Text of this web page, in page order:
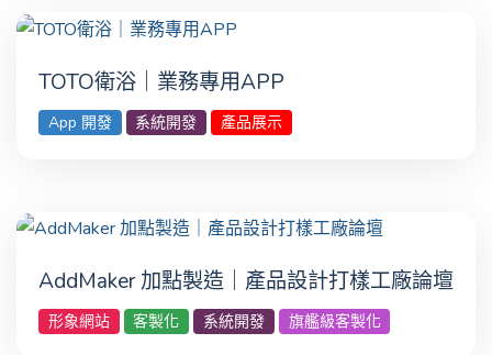
TOTO衛浴｜業務專用‎APP
App 開發 系統開發 產品展示
AddMaker 加點製造｜產品設計打樣工廠論壇
形象網站 客製化 系統開發 旗艦級客製化